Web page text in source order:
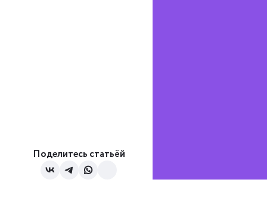
Поделитесь статьёй